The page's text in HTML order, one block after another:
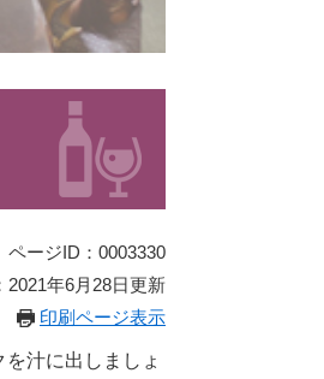
ページID：0003330
2021年6月28日更新
印刷ページ表示
汁に出しましょ